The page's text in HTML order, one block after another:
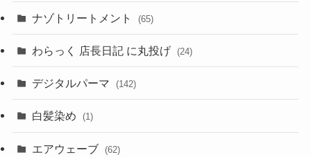
ナゾトリートメント (65)
わらっく 店長日記 に丸投げ (24)
デジタルパーマ (142)
白髪染め (1)
エアウェーブ (62)